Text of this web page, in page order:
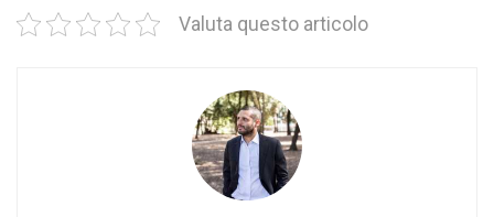
Valuta questo articolo